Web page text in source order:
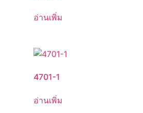
อ่านเพิ่ม
4701-1
อ่านเพิ่ม